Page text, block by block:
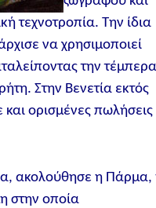
τεχνοτροπία. Την ίδια
να χρησιμοποιεί
την
Στην Βενετία εκτός
ορισμένες πωλήσεις
ακολούθησε η Πάρμα,
στην οποία